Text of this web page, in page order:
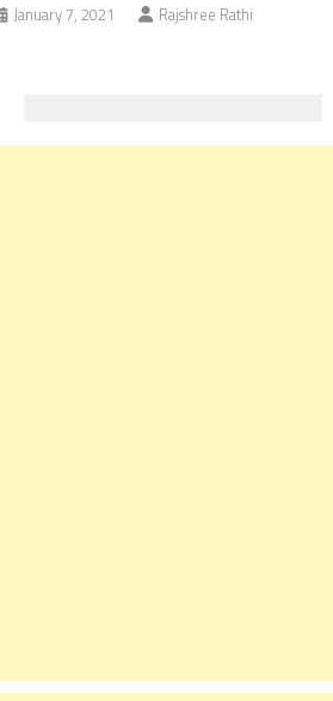
January 7, 2021 Rajshree Rathi